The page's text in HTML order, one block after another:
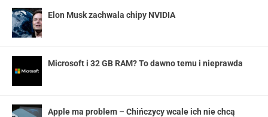
Elon Musk zachwala chipy NVIDIA
Microsoft i 32 GB RAM? To dawno temu i nieprawda
Apple ma problem – Chińczycy wcale ich nie chcą